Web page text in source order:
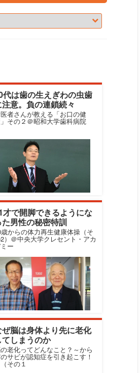
代は歯の生えぎわの虫歯
注意。負の連鎖続々
者さんが教える「お口の健
その２＠昭和大学歯科病院
才で開脚できるようにな
た男性の秘密特訓
からの体力再生健康体操（そ
）＠中央大学クレセント・アカ
ー
ぜ脳は身体より先に老化
てしまうのか
老化ってどんなこと？～から
サビが認知症を引き起こす！
その１